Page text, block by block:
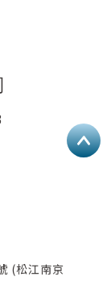
(松江南京